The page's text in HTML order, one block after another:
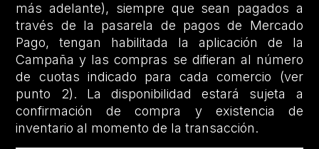
más adelante), siempre que sean pagados a
través de la pasarela de pagos de Mercado
Pago, tengan habilitada la aplicación de la
Campaña y las compras se difieran al número
de cuotas indicado para cada comercio (ver
punto 2). La disponibilidad estará sujeta a
confirmación de compra y existencia de
inventario al momento de la transacción.